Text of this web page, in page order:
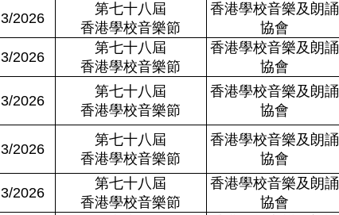
3/2026
第七十八屆
香港學校音樂節
香港學校音樂及朗誦
協會
3/2026
第七十八屆
香港學校音樂節
香港學校音樂及朗誦
協會
3/2026
第七十八屆
香港學校音樂節
香港學校音樂及朗誦
協會
3/2026
第七十八屆
香港學校音樂節
香港學校音樂及朗誦
協會
3/2026
第七十八屆
香港學校音樂節
香港學校音樂及朗誦
協會